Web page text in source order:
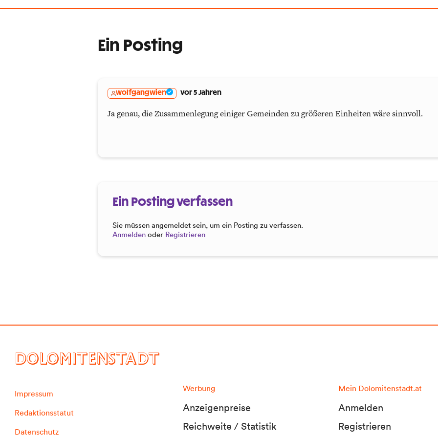
Ein Posting
wolfgangwien vor 5 Jahren
Ja genau, die Zusammenlegung einiger Gemeinden zu größeren Einheiten wäre sinnvoll.
Ein Posting verfassen
Sie müssen angemeldet sein, um ein Posting zu verfassen.
Anmelden oder Registrieren
DOLOMITENSTADT
Impressum
Redaktionsstatut
Datenschutz
Werbung
Anzeigenpreise
Reichweite / Statistik
Mein Dolomitenstadt.at
Anmelden
Registrieren